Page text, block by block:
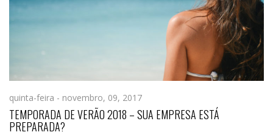
quinta-feira - novembro, 09, 2017
TEMPORADA DE VERÃO 2018 – SUA EMPRESA ESTÁ
PREPARADA?